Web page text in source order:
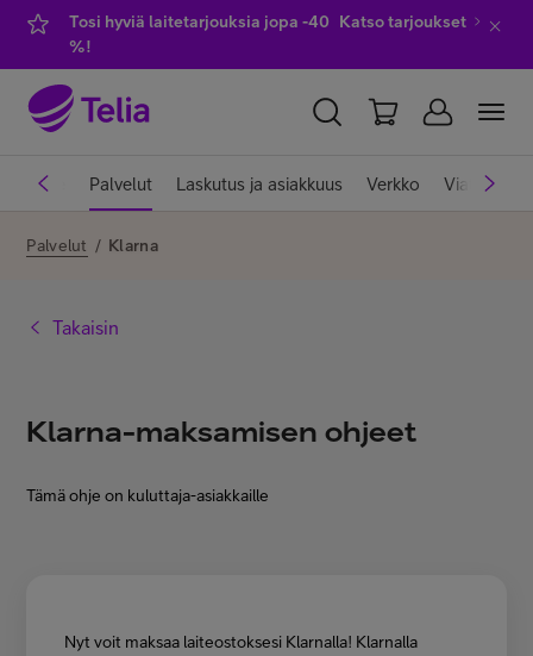
Tosi hyviä laitetarjouksia jopa -40
%!
Katso tarjoukset
YKSITYISILLE YRITYKSILLE WHOLESALE
Minun Telia
viihde Palvelut Laskutus ja asiakkuus Verkko Viat ja
Palvelut / Klarna
Takaisin
Klarna-maksamisen ohjeet
Tämä ohje on kuluttaja-asiakkaille
Nyt voit maksaa laiteostoksesi Klarnalla! Klarnalla